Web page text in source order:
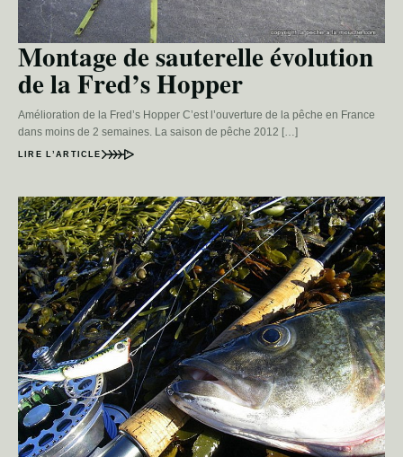
Montage de sauterelle évolution
de la Fred’s Hopper
Amélioration de la Fred’s Hopper C’est l’ouverture de la pêche en France
dans moins de 2 semaines. La saison de pêche 2012 […]
LIRE L’ARTICLE